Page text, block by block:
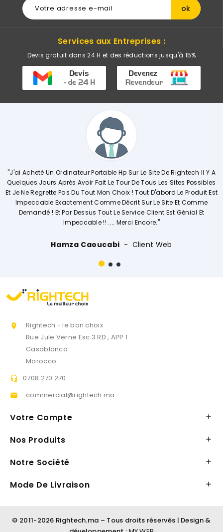
Services aux Entreprises :
Devis gratuit dans 24 H et des réductions jusqu'à 15%
De Rightech Il Y A
Les Sites Possibles
Le Produit Est
Site Et Comme
Est Génial Et
"Commerciale KHADIJA Super Compétente Qui
Explique De Façon Concrète Et Détaillée Le
Opérations. Société A L'écoute Des Clients, Je
Vivement."
Ouissal Ait

Rightech - le bon choix
Rue Jule Verne Esc 3 RD , APP 1
Casablanca
Morocco
 0708 270 270
 commercial@rightech.ma
Votre Compte 
Nos Produits 
Notre Société 
Mode De Livraison 
© 2011-2026 Rightech.ma – Tous droits réservés | Design &